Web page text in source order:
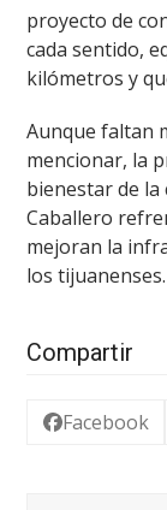
proyecto de
cada sentido,
kilómetros y
Aunque faltan
mencionar, la
bienestar de la
Caballero
mejoran la
los tijuanenses.
Compartir
Facebook